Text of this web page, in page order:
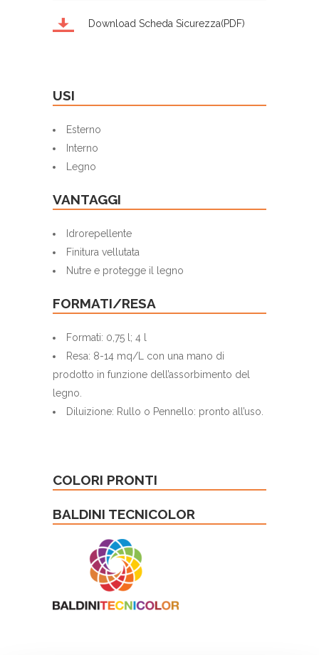
Download Scheda Sicurezza(PDF)
USI
Esterno
Interno
Legno
VANTAGGI
Idrorepellente
Finitura vellutata
Nutre e protegge il legno
FORMATI/RESA
Formati: 0,75 l; 4 l
Resa: 8-14 mq/L con una mano di
prodotto in funzione dell’assorbimento del
legno.
Diluizione: Rullo o Pennello: pronto all’uso.
COLORI PRONTI
BALDINI TECNICOLOR